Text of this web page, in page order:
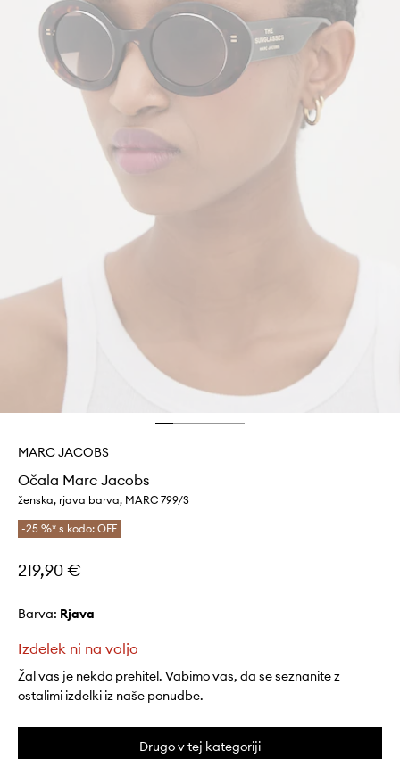
MARC JACOBS
Očala Marc Jacobs
ženska, rjava barva, MARC 799/S
-25 %* s kodo: OFF
219,90 €
Barva: rjava
Izdelek ni na voljo
Žal vas je nekdo prehitel. Vabimo vas, da se seznanite z
ostalimi izdelki iz naše ponudbe.
Drugo v tej kategoriji